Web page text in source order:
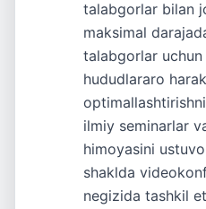
talabgorlar bilan
maksimal
talabgorlar
hududlararo
ilmiy seminarlar
himoyasini
shaklda
negizida tashkil